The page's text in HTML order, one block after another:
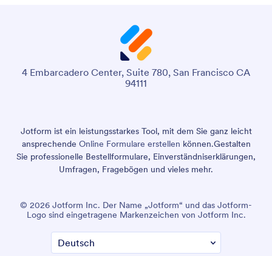
4 Embarcadero Center, Suite 780, San Francisco CA
94111
Jotform ist ein leistungsstarkes Tool, mit dem Sie ganz leicht
ansprechende Online Formulare erstellen können.Gestalten
Sie professionelle Bestellformulare, Einverständniserklärungen,
Umfragen, Fragebögen und vieles mehr.
© 2026 Jotform Inc. Der Name „Jotform“ und das Jotform-
Logo sind eingetragene Markenzeichen von Jotform Inc.